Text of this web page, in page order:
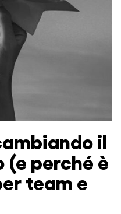
il
perché è
team e